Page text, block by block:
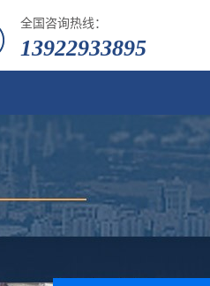
全国咨询热线：
13922933895